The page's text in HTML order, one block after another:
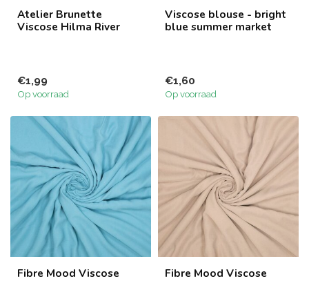
Atelier Brunette
Viscose Hilma River
€1,99
Op voorraad
Viscose blouse - bright
blue summer market
€1,60
Op voorraad
Fibre Mood Viscose
Fibre Mood Viscose